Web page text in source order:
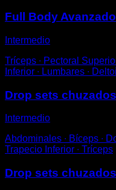
Full Body
Intermedio
Tríceps ∙ Pectoral
Inferior ∙ Lumbares ∙
Drop sets
Intermedio
Abdominales ∙ Bíceps ∙
Trapecio Inferior ∙ Tríceps
Drop sets